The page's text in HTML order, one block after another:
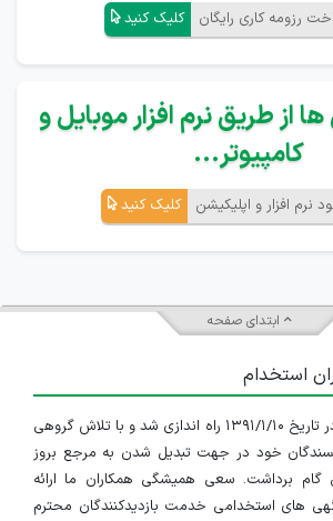
رزومه کاری رایگان کلیک کنید
از طریق نرم افزار موبایل و
کامپیوتر...
نرم افزار و اپلیکیشن کلیک کنید
ابتدای صفحه
استخدام
سایت ایران استخدام در تاریخ ۱۳۹۱/۱/۱۰ راه اندازی شد و با تلاش گروهی
خود در جهت تبدیل شدن به مرجع بروز
برداشت. سعی همیشگی همکاران ما ارائه
های استخدامی خدمت بازدیدکنندگان محترم